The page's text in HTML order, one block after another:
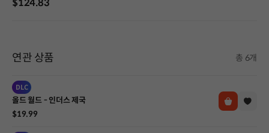
연관 상품 총 6개
DLC
올드 월드 - 인더스 제국
$19.99